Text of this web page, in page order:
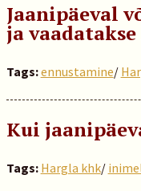
Jaanipäeval
ja
Tags:ennustamine/
Kui
Tags: Hargla khk/